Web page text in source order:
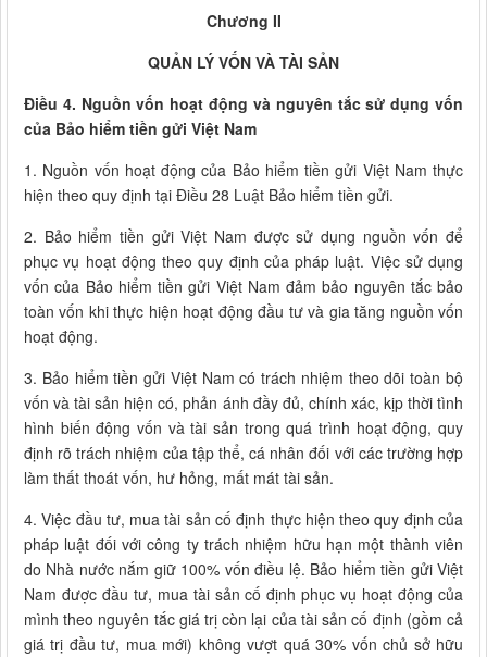
Chương II
QUẢN LÝ VỐN VÀ TÀI SẢN
Điều 4. Nguồn vốn hoạt động và nguyên tắc sử dụng vốn
của Bảo hiểm tiền gửi Việt Nam
1. Nguồn vốn hoạt động của Bảo hiểm tiền gửi Việt Nam thực
hiện theo quy định tại Điều 28 Luật Bảo hiểm tiền gửi.
2. Bảo hiểm tiền gửi Việt Nam được sử dụng nguồn vốn để
phục vụ hoạt động theo quy định của pháp luật. Việc sử dụng
vốn của Bảo hiểm tiền gửi Việt Nam đảm bảo nguyên tắc bảo
toàn vốn khi thực hiện hoạt động đầu tư và gia tăng nguồn vốn
hoạt động.
3. Bảo hiểm tiền gửi Việt Nam có trách nhiệm theo dõi toàn bộ
vốn và tài sản hiện có, phản ánh đầy đủ, chính xác, kịp thời tình
hình biến động vốn và tài sản trong quá trình hoạt động, quy
định rõ trách nhiệm của tập thể, cá nhân đối với các trường hợp
làm thất thoát vốn, hư hỏng, mất mát tài sản.
4. Việc đầu tư, mua tài sản cố định thực hiện theo quy định của
pháp luật đối với công ty trách nhiệm hữu hạn một thành viên
do Nhà nước nắm giữ 100% vốn điều lệ. Bảo hiểm tiền gửi Việt
Nam được đầu tư, mua tài sản cố định phục vụ hoạt động của
mình theo nguyên tắc giá trị còn lại của tài sản cố định (gồm cả
giá trị đầu tư, mua mới) không vượt quá 30% vốn chủ sở hữu